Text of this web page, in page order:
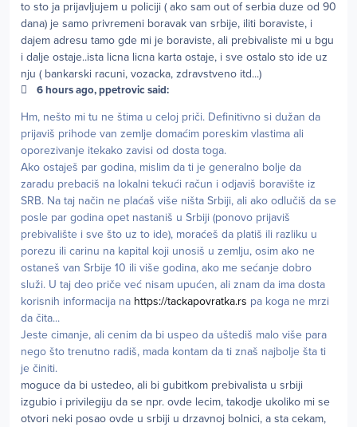
to sto ja prijavljujem u policiji ( ako sam out of serbia duze od 90
dana) je samo privremeni boravak van srbije, iliti boraviste, i
dajem adresu tamo gde mi je boraviste, ali prebivaliste mi u bgu
i dalje ostaje..ista licna licna karta ostaje, i sve ostalo sto ide uz
nju ( bankarski racuni, vozacka, zdravstveno itd...)
6 hours ago, ppetrovic said:
Hm, nešto mi tu ne štima u celoj priči. Definitivno si dužan da
prijaviš prihode van zemlje domaćim poreskim vlastima ali
oporezivanje itekako zavisi od dosta toga.
Ako ostaješ par godina, mislim da ti je generalno bolje da
zaradu prebaciš na lokalni tekući račun i odjaviš boravište iz
SRB. Na taj način ne plaćaš više ništa Srbiji, ali ako odlučiš da se
posle par godina opet nastaniš u Srbiji (ponovo prijaviš
prebivalište i sve što uz to ide), moraćeš da platiš ili razliku u
porezu ili carinu na kapital koji unosiš u zemlju, osim ako ne
ostaneš van Srbije 10 ili više godina, ako me sećanje dobro
služi. U taj deo priče već nisam upućen, ali znam da ima dosta
korisnih informacija na https://tackapovratka.rs pa koga ne mrzi
da čita...
Jeste cimanje, ali cenim da bi uspeo da uštediš malo više para
nego što trenutno radiš, mada kontam da ti znaš najbolje šta ti
je činiti.
moguce da bi ustedeo, ali bi gubitkom prebivalista u srbiji
izgubio i privilegiju da se npr. ovde lecim, takodje ukoliko mi se
otvori neki posao ovde u srbiji u drzavnoj bolnici, a sta cekam,